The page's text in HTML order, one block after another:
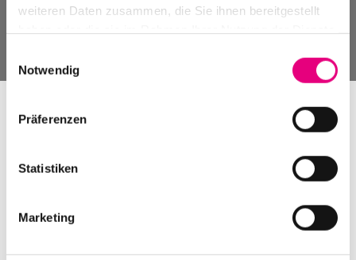
weiteren Daten zusammen, die Sie ihnen bereitgestellt
Notwendig
Präferenzen
Statistiken
Marketing
Past events, festivals, and venues